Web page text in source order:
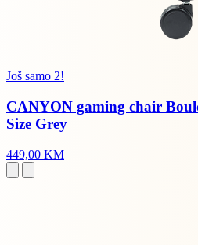
Još samo 2!
CANYON gaming chair
Size Grey
449,00 KM